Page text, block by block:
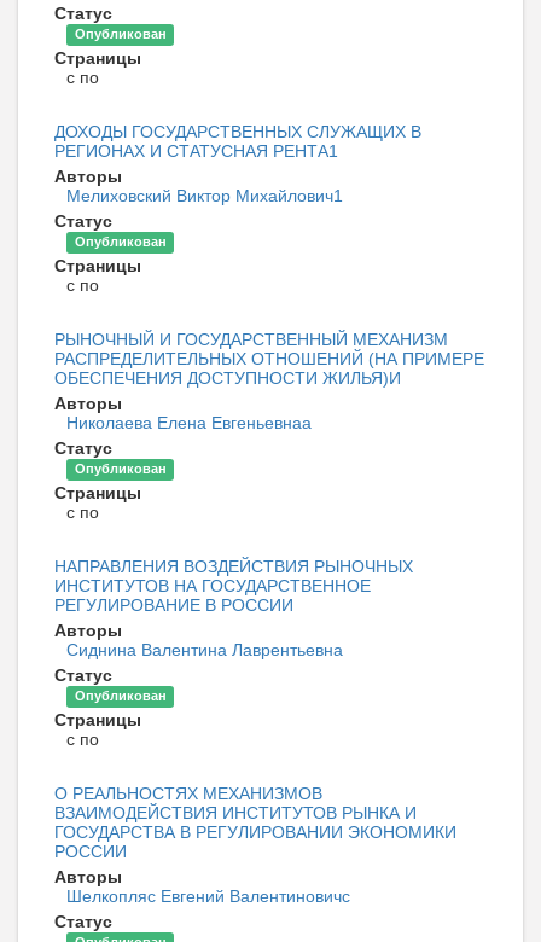
Статус
Опубликован
Страницы
с по
ДОХОДЫ ГОСУДАРСТВЕННЫХ СЛУЖАЩИХ В
РЕГИОНАХ И СТАТУСНАЯ РЕНТА1
Авторы
Мелиховский Виктор Михайлович1
Статус
Опубликован
Страницы
с по
РЫНОЧНЫЙ И ГОСУДАРСТВЕННЫЙ МЕХАНИЗМ
РАСПРЕДЕЛИТЕЛЬНЫХ ОТНОШЕНИЙ (НА ПРИМЕРЕ
ОБЕСПЕЧЕНИЯ ДОСТУПНОСТИ ЖИЛЬЯ)И
Авторы
Николаева Елена Евгеньевнаа
Статус
Опубликован
Страницы
с по
НАПРАВЛЕНИЯ ВОЗДЕЙСТВИЯ РЫНОЧНЫХ
ИНСТИТУТОВ НА ГОСУДАРСТВЕННОЕ
РЕГУЛИРОВАНИЕ В РОССИИ
Авторы
Сиднина Валентина Лаврентьевна
Статус
Опубликован
Страницы
с по
О РЕАЛЬНОСТЯХ МЕХАНИЗМОВ
ВЗАИМОДЕЙСТВИЯ ИНСТИТУТОВ РЫНКА И
ГОСУДАРСТВА В РЕГУЛИРОВАНИИ ЭКОНОМИКИ
РОССИИ
Авторы
Шелкопляс Евгений Валентиновичс
Статус